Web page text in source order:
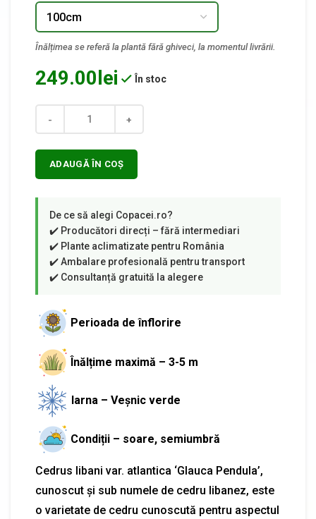
249.00 lei În stoc
ADAUGĂ ÎN COȘ
Perioada de înflorire
Înălțime maximă – 3-5 m
Iarna – Veșnic verde
Condiții – soare, semiumbră
Cedrus libani var. atlantica ‘Glauca Pendula’,
cunoscut și sub numele de cedru libanez, este
o varietate de cedru cunoscută pentru aspectul